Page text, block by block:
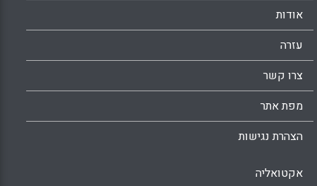
אודות
עזרה
צרו קשר
מפת אתר
הצהרת נגישות
אקטואליה